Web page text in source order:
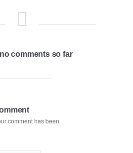
comments so far
comment has been